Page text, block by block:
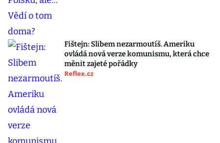
Fištejn: Slibem nezarmoutíš. Ameriku
ovládá nová verze komunismu, která chce
měnit zajeté pořádky
Reflex.cz